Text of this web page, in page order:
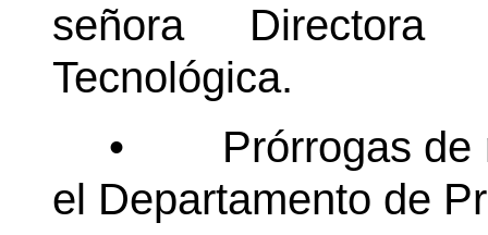
señora Directora
Tecnológica.
•
Prórrogas
el Departamento de